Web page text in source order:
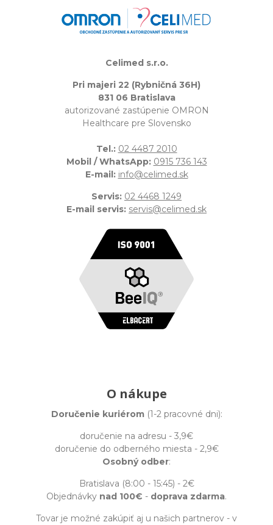
Celimed s.r.o.
Pri majeri 22 (Rybničná 36H)
831 06 Bratislava
autorizované zastúpenie OMRON
Healthcare pre Slovensko
Tel.: 02 4487 2010
Mobil / WhatsApp: 0915 736 143
E-mail: info@celimed.sk
Servis: 02 4468 1249
E-mail servis: servis@celimed.sk
O nákupe
Doručenie kuriérom(1-2 pracovné dni):
doručenie na adresu - 3,9€
doručenie do odberného miesta - 2,9€
Osobný odber:
Bratislava (8:00 - 15:45) - 2€
Objednávky nad 100€ - doprava zdarma.
Tovar je možné zakúpiť aj u našich partnerov - v